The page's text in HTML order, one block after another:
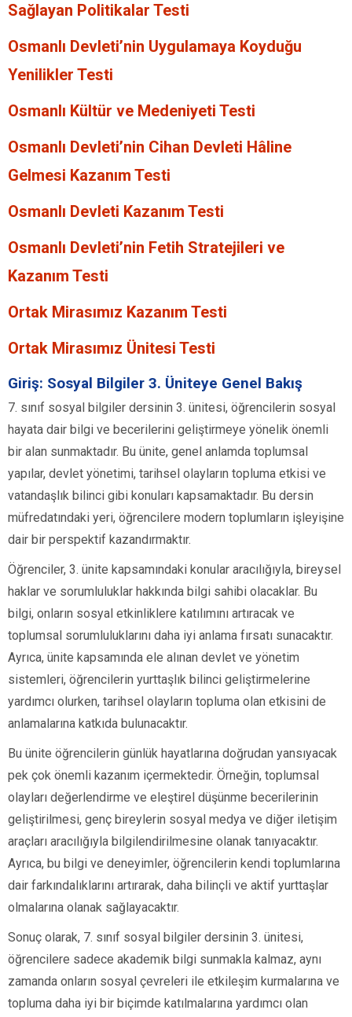
Sağlayan Politikalar Testi
Osmanlı Devleti’nin Uygulamaya Koyduğu
Yenilikler Testi
Osmanlı Kültür ve Medeniyeti Testi
Osmanlı Devleti’nin Cihan Devleti Hâline
Gelmesi Kazanım Testi
Osmanlı Devleti Kazanım Testi
Osmanlı Devleti’nin Fetih Stratejileri ve
Kazanım Testi
Ortak Mirasımız Kazanım Testi
Ortak Mirasımız Ünitesi Testi
Giriş: Sosyal Bilgiler 3. Üniteye Genel Bakış
7. sınıf sosyal bilgiler dersinin 3. ünitesi, öğrencilerin sosyal
hayata dair bilgi ve becerilerini geliştirmeye yönelik önemli
bir alan sunmaktadır. Bu ünite, genel anlamda toplumsal
yapılar, devlet yönetimi, tarihsel olayların topluma etkisi ve
vatandaşlık bilinci gibi konuları kapsamaktadır. Bu dersin
müfredatındaki yeri, öğrencilere modern toplumların işleyişine
dair bir perspektif kazandırmaktır.
Öğrenciler, 3. ünite kapsamındaki konular aracılığıyla, bireysel
haklar ve sorumluluklar hakkında bilgi sahibi olacaklar. Bu
bilgi, onların sosyal etkinliklere katılımını artıracak ve
toplumsal sorumluluklarını daha iyi anlama fırsatı sunacaktır.
Ayrıca, ünite kapsamında ele alınan devlet ve yönetim
sistemleri, öğrencilerin yurttaşlık bilinci geliştirmelerine
yardımcı olurken, tarihsel olayların topluma olan etkisini de
anlamalarına katkıda bulunacaktır.
Bu ünite öğrencilerin günlük hayatlarına doğrudan yansıyacak
pek çok önemli kazanım içermektedir. Örneğin, toplumsal
olayları değerlendirme ve eleştirel düşünme becerilerinin
geliştirilmesi, genç bireylerin sosyal medya ve diğer iletişim
araçları aracılığıyla bilgilendirilmesine olanak tanıyacaktır.
Ayrıca, bu bilgi ve deneyimler, öğrencilerin kendi toplumlarına
dair farkındalıklarını artırarak, daha bilinçli ve aktif yurttaşlar
olmalarına olanak sağlayacaktır.
Sonuç olarak, 7. sınıf sosyal bilgiler dersinin 3. ünitesi,
öğrencilere sadece akademik bilgi sunmakla kalmaz, aynı
zamanda onların sosyal çevreleri ile etkileşim kurmalarına ve
topluma daha iyi bir biçimde katılmalarına yardımcı olan